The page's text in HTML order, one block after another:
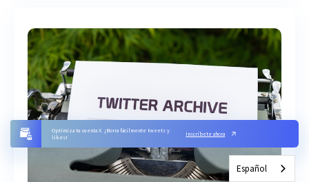
Optimiza tu cuenta X. ¡Borra fácilmente tweets y
likes!
Inscríbete ahora
Español